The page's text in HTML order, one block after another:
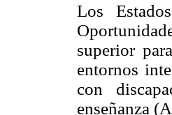
Los
superior
entornos
con
enseñanza